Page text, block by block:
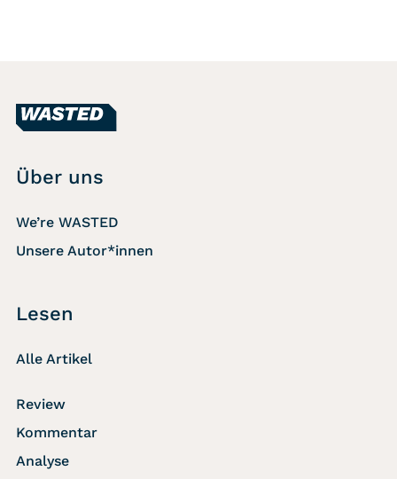
Über uns
We’re WASTED
Unsere Autor*innen
Lesen
Alle Artikel
Review
Kommentar
Analyse